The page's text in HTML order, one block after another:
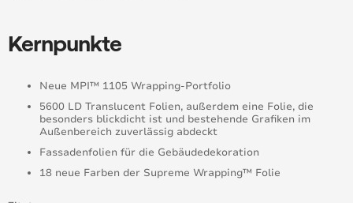
Kernpunkte
Neue MPI™ 1105 Wrapping-Portfolio
5600 LD Translucent Folien, außerdem eine Folie, die
besonders blickdicht ist und bestehende Grafiken im
Außenbereich zuverlässig abdeckt
Fassadenfolien für die Gebäudedekoration
18 neue Farben der Supreme Wrapping™ Folie
Avery Dennison schließt die übernahme von Hanita
Coatings ab
Farbnachstellungsservice jetzt mit kürzeren
Lieferzeiten und geringeren Mindestbestellmengen
auf der FESPA 2017 fünf neue Produktinnovationen
für Fahrzeuge und Gebäude